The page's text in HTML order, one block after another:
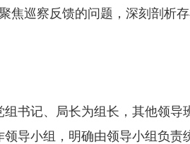
焦巡察反馈的问题，深刻剖析
书记、局长为组长，其他领导
导小组，明确由领导小组负责